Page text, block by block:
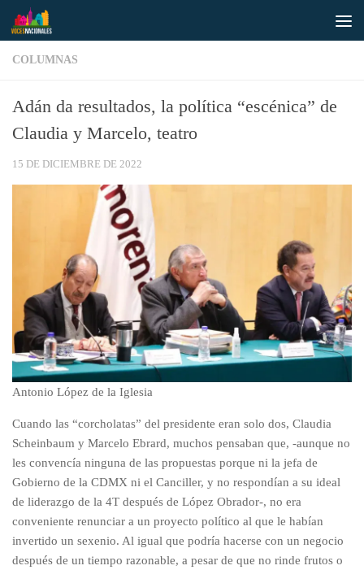
Saltar al contenido
COLUMNAS
Adán da resultados, la política “escénica” de
Claudia y Marcelo, teatro
15 DE DICIEMBRE DE 2022
Antonio López de la Iglesia
Cuando las “corcholatas” del presidente eran solo dos, Claudia
Scheinbaum y Marcelo Ebrard, muchos pensaban que, -aunque no
les convencía ninguna de las propuestas porque ni la jefa de
Gobierno de la CDMX ni el Canciller, y no respondían a su ideal
de liderazgo de la 4T después de López Obrador-, no era
conveniente renunciar a un proyecto político al que le habían
invertido un sexenio. Al igual que podría hacerse con un negocio
después de un tiempo razonable, a pesar de que no rinde frutos o